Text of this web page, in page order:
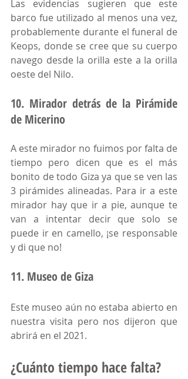
Las evidencias sugieren que este
barco fue utilizado al menos una vez,
probablemente durante el funeral de
Keops, donde se cree que su cuerpo
navego desde la orilla este a la orilla
oeste del Nilo.
10. Mirador detrás de la Pirámide
de Micerino
A este mirador no fuimos por falta de
tiempo pero dicen que es el más
bonito de todo Giza ya que se ven las
3 pirámides alineadas. Para ir a este
mirador hay que ir a pie, aunque te
van a intentar decir que solo se
puede ir en camello, ¡se responsable
y di que no!
11. Museo de Giza
Este museo aún no estaba abierto en
nuestra visita pero nos dijeron que
abrirá en el 2021.
¿Cuánto tiempo hace falta?